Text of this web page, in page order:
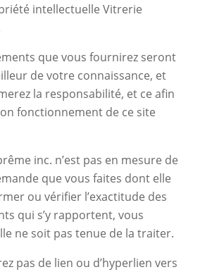
intellectuelle Vitrerie
que vous fournirez seront
de votre connaissance, et
la responsabilité, et ce afin
fonctionnement de ce site
inc. n’est pas en mesure de
que vous faites dont elle
ou vérifier l’exactitude des
qui s’y rapportent, vous
ne soit pas tenue de la traiter.
pas de lien ou d’hyperlien vers